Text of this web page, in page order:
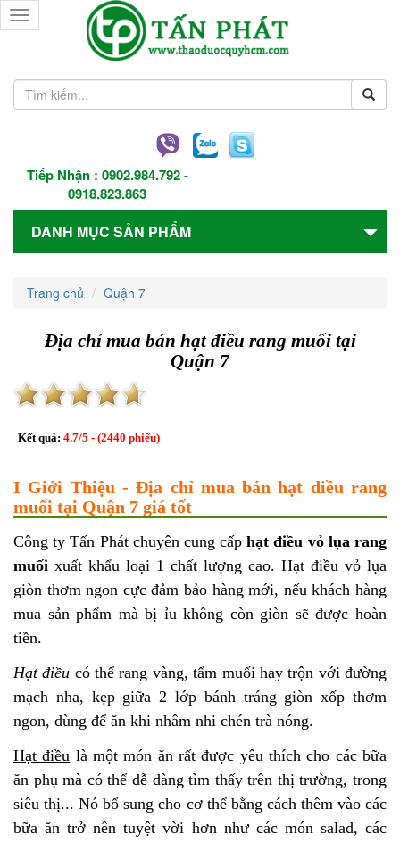
Tiếp Nhận : 0902.984.792-
0918.823.863
Toggle
navigation
DANH MỤC SẢN PHẨM
Trang chủ Quận 7
Địa chỉ mua bán hạt điều rang muối tại
Quận 7
Kết quả: 4.7/5 - (2440 phiếu)
I Giới Thiệu - Địa chỉ mua bán hạt điều rang
muối tại Quận 7 giá tốt
Công ty Tấn Phát chuyên cung cấphạt điều vỏ lụa rang
muối xuất khẩu loại 1 chất lượng cao. Hạt điều vỏ lụa
giòn thơm ngon cực đảm bảo hàng mới, nếu khách hàng
mua sản phẩm mà bị ỉu không còn giòn sẽ được hoàn
tiền.
Hạt điều có thể rang vàng, tẩm muối hay trộn với đường
mạch nha, kẹp giữa 2 lớp bánh tráng giòn xốp thơm
ngon, dùng để ăn khi nhâm nhi chén trà nóng.
Hạt điều là một món ăn rất được yêu thích cho các bữa
ăn phụ mà có thể dễ dàng tìm thấy trên thị trường, trong
siêu thị... Nó bổ sung cho cơ thể bằng cách thêm vào các
bữa ăn trở nên tuyệt vời hơn như các món salad, các